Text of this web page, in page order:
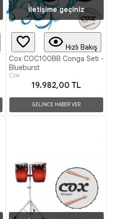
İletişime geçiniz
Hızlı Bakış
Cox COC100BB Conga Seti -
Blueburst
Cox
19.982,00 TL
GELİNCE HABER VER